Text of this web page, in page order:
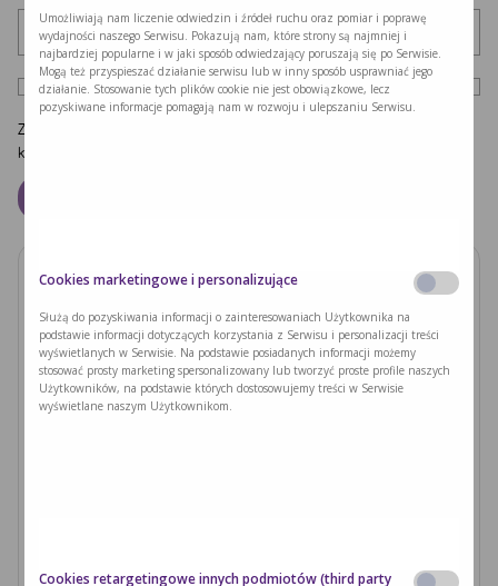
Zapamiętaj moje dane w tej przeglądarce podczas pisania kolejnych
komentarzy.
Zobacz również
PODUSZKI Z PAPIERU RYŻOWEGO Z
JACKFRUITEM I WARZYWAMI
Czytaj dalej >
Umożliwiają nam liczenie odwiedzin i źródeł ruchu oraz pomiar i poprawę
wydajności naszego Serwisu. Pokazują nam, które strony są najmniej i
najbardziej popularne i w jaki sposób odwiedzający poruszają się po Serwisie.
Mogą też przyspieszać działanie serwisu lub w inny sposób usprawniać jego
działanie. Stosowanie tych plików cookie nie jest obowiązkowe, lecz
pozyskiwane informacje pomagają nam w rozwoju i ulepszaniu Serwisu.
Cookies marketingowe i personalizujące
Służą do pozyskiwania informacji o zainteresowaniach Użytkownika na
podstawie informacji dotyczących korzystania z Serwisu i personalizacji treści
wyświetlanych w Serwisie. Na podstawie posiadanych informacji możemy
stosować prosty marketing spersonalizowany lub tworzyć proste profile naszych
Użytkowników, na podstawie których dostosowujemy treści w Serwisie
wyświetlane naszym Użytkownikom.
Cookies retargetingowe innych podmiotów (third party